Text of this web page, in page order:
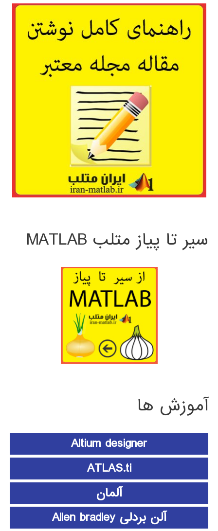
سیر تا پیاز متلب MATLAB
آموزش ها
Altium designer
ATLAS.ti
آلمان
آلن بردلی Allen bradley